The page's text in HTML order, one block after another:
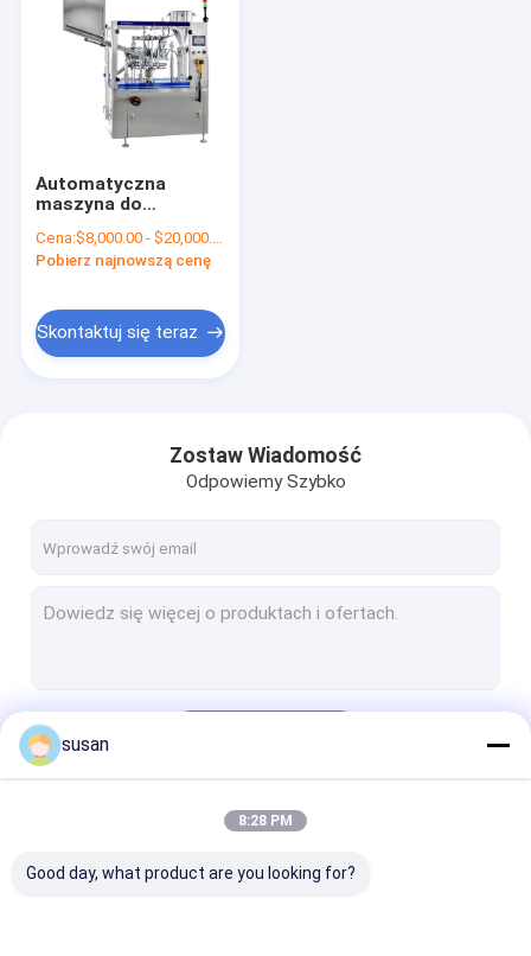
Produkty
Automatyczna
maszyna do
kompozytowych
kosmetyków do
Cena:$8,000.00 - $20,000.00/Sets
Pobierz najnowszą cenę
Skontaktuj się teraz
Zostaw Wiadomość
Odpowiemy Szybko
susan
8:28 PM
Good day, what product are you looking for?